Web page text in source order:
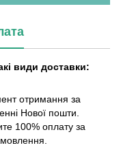
види доставки:
отримання за
Нової пошти.
100% оплату за